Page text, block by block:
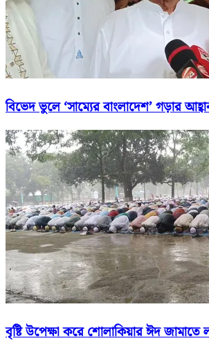
বিভেদ ভুলে ‘সাম্যের বাংলাদেশ’ গড়ার
বৃষ্টি উপেক্ষা করে শোলাকিয়ার ঈদ জামাতে